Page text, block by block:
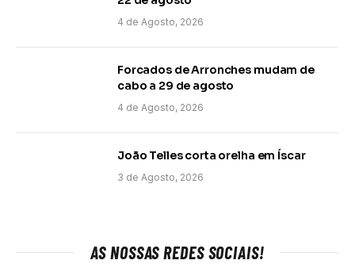
4 de Agosto, 2026
Forcados de Arronches mudam de
cabo a 29 de agosto
4 de Agosto, 2026
João Telles corta orelha em Íscar
3 de Agosto, 2026
AS NOSSAS REDES SOCIAIS!